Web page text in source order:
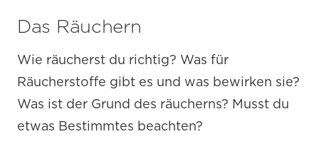
Das Räuchern
Wie räucherst du richtig? Was für
Räucherstoffe gibt es und was bewirken sie?
Was ist der Grund des räucherns? Musst du
etwas Bestimmtes beachten?